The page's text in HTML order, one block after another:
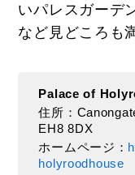
いパレスガーデ
など見どころも
Palace of
住所：
EH8 8DX
ホームページ：
holyroodhouse